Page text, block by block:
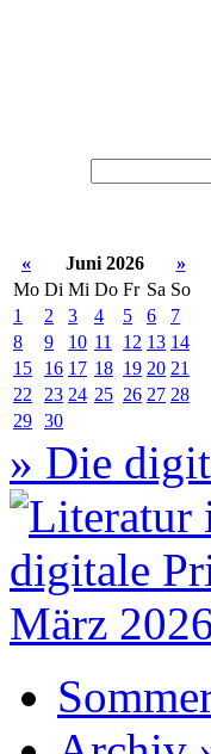
« Juni 2026
»
Mo Di Mi Do Fr Sa So
1
2 3 4 5 6
7
8
9 10 11 12 13 14
15
16 17 18 19 20 21
22
23 24 25 26 27 28
29 30
» Die